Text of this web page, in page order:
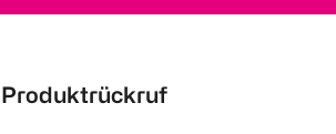
Produktrückruf